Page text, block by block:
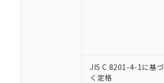
JIS C 8201-4-1に基づ
く定格